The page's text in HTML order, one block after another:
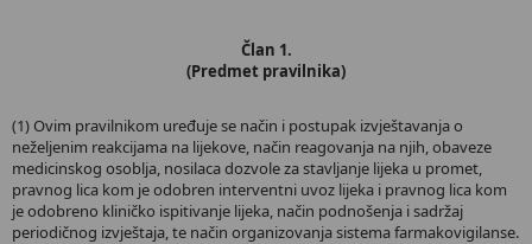
Član 1.
(Predmet pravilnika)
(1) Ovim pravilnikom uređuje se način i postupak izvještavanja o
neželjenim reakcijama na lijekove, način reagovanja na njih, obaveze
medicinskog osoblja, nosilaca dozvole za stavljanje lijeka u promet,
pravnog lica kom je odobren interventni uvoz lijeka i pravnog lica kom
je odobreno kliničko ispitivanje lijeka, način podnošenja i sadržaj
periodičnog izvještaja, te način organizovanja sistema farmakovigilanse.